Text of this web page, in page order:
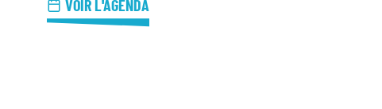
Jazz NightsVOIR L'AGENDA